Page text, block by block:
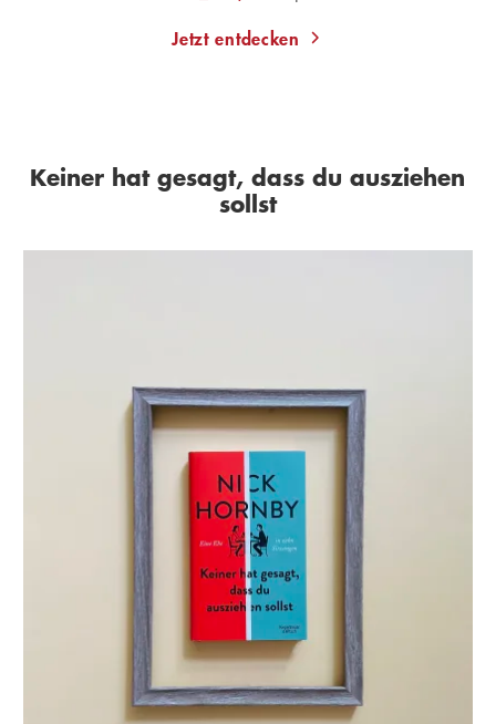
Jetzt entdecken
Keiner hat gesagt, dass du ausziehen
sollst